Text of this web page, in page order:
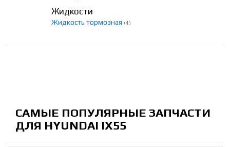
Жидкости
Жидкость тормозная (4)
САМЫЕ ПОПУЛЯРНЫЕ ЗАПЧАСТИ
ДЛЯ HYUNDAI IX55